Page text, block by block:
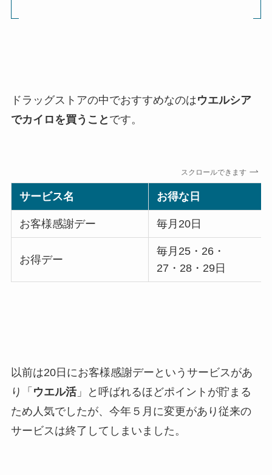
ドラッグストアの中でおすすめなのはウエルシア
でカイロを買うこと です。
スクロールできます
サービス名 お得な日
お客様感謝デー 毎月20日
お得デー
毎月25・26・
27・28・29日
以前は20日にお客様感謝デーというサービスがあ
り「 ウエル活」と呼ばれるほどポイントが貯まる
ため人気でしたが、今年５月に変更があり従来の
サービスは終了してしまいました。